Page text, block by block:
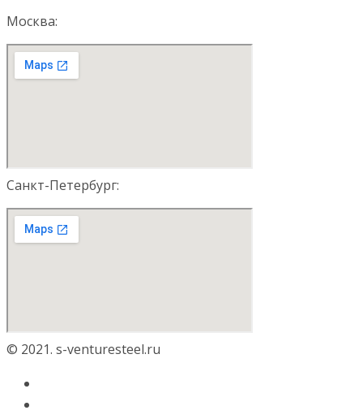
Москва:
Санкт-Петербург:
© 2021. s-venturesteel.ru